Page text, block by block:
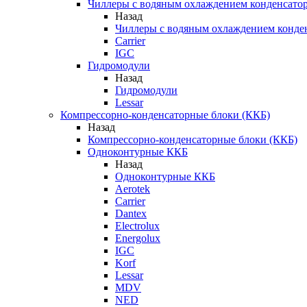
Чиллеры с водяным охлаждением
Назад
Чиллеры с водяным охлаждением
Carrier
IGC
Гидромодули
Назад
Гидромодули
Lessar
Компрессорно-конденсаторные блоки (ККБ)
Назад
Компрессорно-конденсаторные блоки (ККБ)
Одноконтурные ККБ
Назад
Одноконтурные ККБ
Aerotek
Carrier
Dantex
Electrolux
Energolux
IGC
Korf
Lessar
MDV
NED